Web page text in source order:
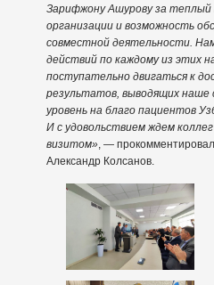
Зарифжону Ашурову за теплый
организации и возможность
совместной деятельности.
действий по каждому из этих
поступательно двигаться к
результатов, выводящих наше
уровень на благо пациентов
И с удовольствием ждем
визитом», —
Александр Колсанов.